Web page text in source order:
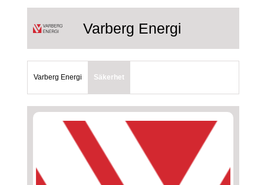
Varberg Energi
Varberg Energi Säkerhet